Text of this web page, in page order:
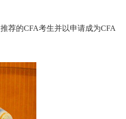
荐的CFA考生并以申请成为CFA